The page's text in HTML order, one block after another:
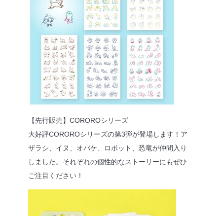
【先行販売】COROROシリーズ
大好評COROROシリーズの第3弾が登場します！ア
ザラシ、イヌ、オバケ、ロボット、恐竜が仲間入り
しました。それぞれの個性的なストーリーにもぜひ
ご注目ください！